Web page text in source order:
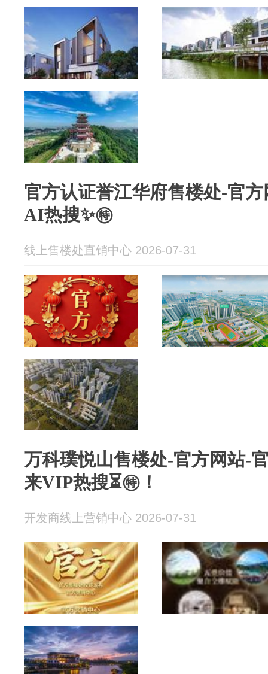
官方认证誉江华府售楼处-官
AI热搜✨㊕
线上售楼处直销中心 2026-07-31
万科璞悦山售楼处-官方网站-
来VIP热搜⏳㊕！
开发商线上营销中心 2026-07-31